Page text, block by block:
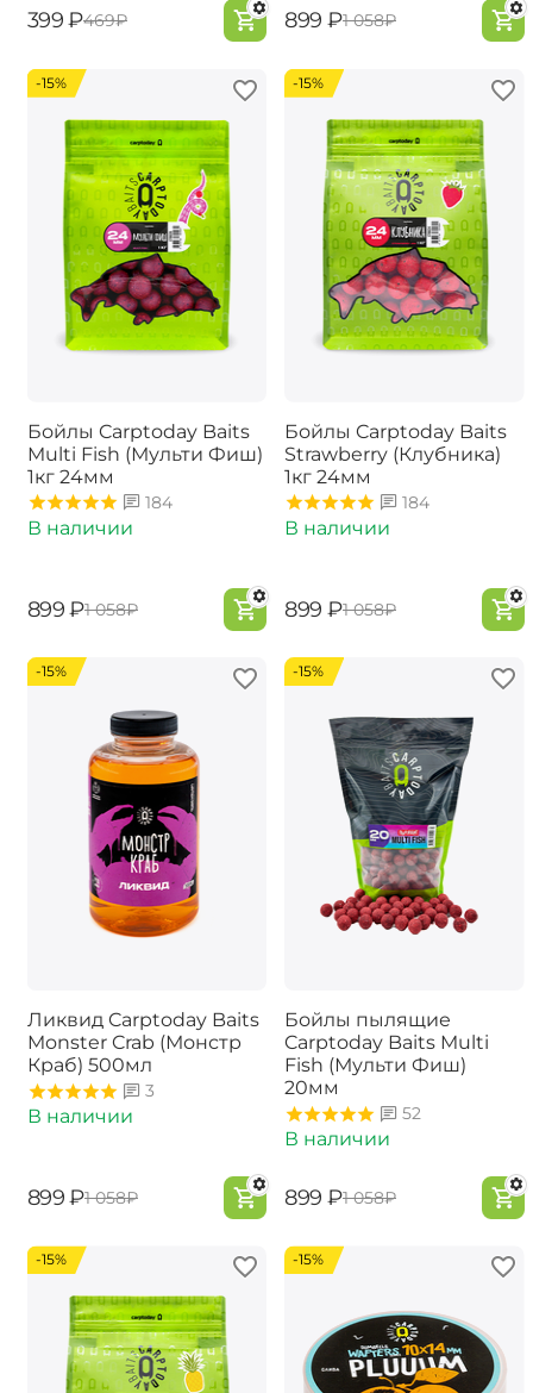
‍399‍ ₽‍469‍₽ ‍899‍ ₽‍1 058‍₽
-15%
Бойлы Carptoday Baits
Multi Fish (Мульти Фиш)
1кг 24мм
184
В наличии
‍899‍ ₽‍1 058‍₽
-15%
Бойлы Carptoday Baits
Strawberry (Клубника)
1кг 24мм
184
В наличии
‍899‍ ₽‍1 058‍₽
-15%
Ликвид Carptoday Baits
Monster Crab (Монстр
Краб) 500мл
3
В наличии
‍899‍ ₽‍1 058‍₽
-15%
Бойлы пылящие
Carptoday Baits Multi
Fish (Мульти Фиш)
20мм
52
В наличии
‍899‍ ₽‍1 058‍₽
-15% -15%